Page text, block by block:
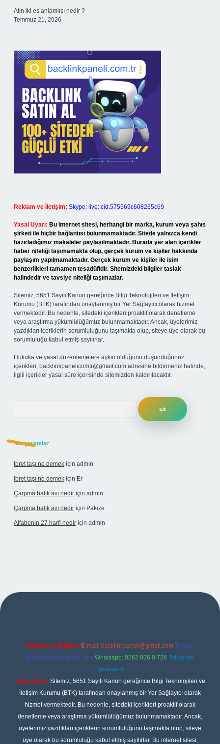
Atın iki eş anlamlısı nedir ?
Temmuz 21, 2026
Reklam ve İletişim: Skype: live:.cid.575569c608265c69
Yasal Uyarı: Bu internet sitesi, herhangi bir marka, kurum veya şahıs
şirketi ile hiçbir bağlantısı bulunmamaktadır. Sitede yalnızca kendi
hazırladığımız makaleler paylaşılmaktadır. Burada yer alan içerikler
haber niteliği taşımamakta olup, gerçek kurum ve kişiler hakkında
paylaşım yapılmamaktadır. Gerçek kurum ve kişiler ile isim
benzerlikleri tamamen tesadüfidir. Sitemizdeki bilgiler taslak
halindedir ve tavsiye niteliği taşımazlar.
Sitemiz, 5651 Sayılı Kanun gereğince Bilgi Teknolojileri ve İletişim
Kurumu (BTK) tarafından onaylanmış bir Yer Sağlayıcı olarak hizmet
vermektedir. Bu nedenle, sitedeki içerikleri proaktif olarak denetleme
veya araştırma yükümlülüğümüz bulunmamaktadır. Ancak, üyelerimiz
yazdıkları içeriklerin sorumluluğunu taşımakta olup, siteye üye olarak bu
sorumluluğu kabul etmiş sayılırlar.
Hukuka ve yasal düzenlemelere aykırı olduğunu düşündüğünüz
içerikleri, backlinkpanelicomtr@gmail.com adresine bildirmeniz halinde,
ilgili içerikler yasal süre içerisinde sitemizden kaldırılacaktır.
Son yorumlar
Ibret taşı ne demek için admin
Ibret taşı ne demek için Er
Çarpma balık avı nedir için admin
Çarpma balık avı nedir için Pakize
Alfabenin 27 harfi nedir için admin
Reklam ve İletişim: E-mail: backlinkpaneli@gmail.com Teams:
forumhizmeti@gmail.com Whatsapp: 0262 606 0 726 Telegram:
@karabul
Yasal Uyarı: Sitemiz, 5651 Sayılı Kanun gereğince Bilgi Teknolojileri ve
İletişim Kurumu (BTK) tarafından onaylanmış bir Yer Sağlayıcı olarak
hizmet vermektedir. Bu nedenle, sitedeki içerikleri proaktif olarak
denetleme veya araştırma yükümlülüğümüz bulunmamaktadır. Ancak,
üyelerimiz yazdıkları içeriklerin sorumluluğunu taşımakta olup, siteye
üye olarak bu sorumluluğu kabul etmiş sayılırlar. Bu internet sitesi,